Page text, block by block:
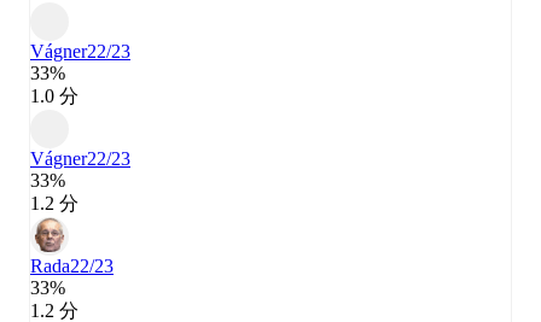
Vágner22/23
33%
1.0 分
Vágner22/23
33%
1.2 分
Rada22/23
33%
1.2 分